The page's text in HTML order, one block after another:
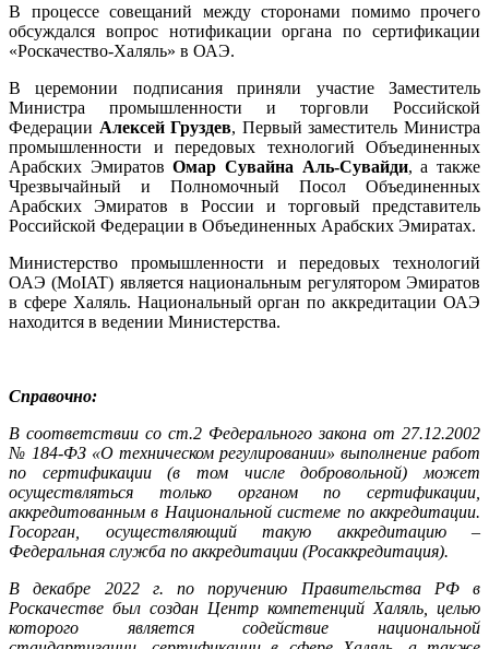
В процессе совещаний между сторонами помимо прочего
обсуждался вопрос нотификации органа по сертификации
«Роскачество-Халяль» в ОАЭ.
В церемонии подписания приняли участие Заместитель
Министра промышленности и торговли Российской
Федерации Алексей Груздев, Первый заместитель Министра
промышленности и передовых технологий Объединенных
Арабских ЭмиратовОмар Сувайна Аль-Сувайди, а также
Чрезвычайный и Полномочный Посол Объединенных
Арабских Эмиратов в России и торговый представитель
Российской Федерации в Объединенных Арабских Эмиратах.
Министерство промышленности и передовых технологий
ОАЭ (MoIAT) является национальным регулятором Эмиратов
в сфере Халяль. Национальный орган по аккредитации ОАЭ
находится в ведении Министерства.
Справочно:
В соответствии со ст.2 Федерального закона от 27.12.2002
№ 184-ФЗ «О техническом регулировании» выполнение работ
по сертификации (в том числе добровольной) может
осуществляться только органом по сертификации,
аккредитованным в Национальной системе по аккредитации.
Госорган, осуществляющий такую аккредитацию –
Федеральная служба по аккредитации (Росаккредитация).
В декабре 2022 г. по поручению Правительства РФ в
Роскачестве был создан Центр компетенций Халяль, целью
которого является содействие национальной